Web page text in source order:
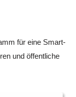
für eine Smart-
und öffentliche